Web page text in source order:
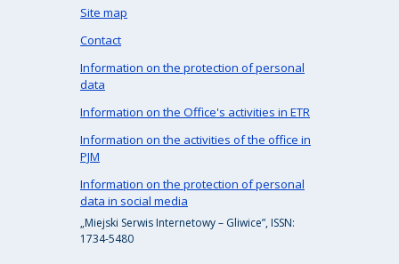
Site map
Contact
Information on the protection of personal
data
Information on the Office's activities in ETR
Information on the activities of the office in
PJM
Information on the protection of personal
data in social media
„Miejski Serwis Internetowy – Gliwice”, ISSN:
1734-5480